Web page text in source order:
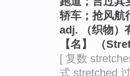
轿车；抢风航
adj. （织物）
【名】 （
[ 复数
式 stretched